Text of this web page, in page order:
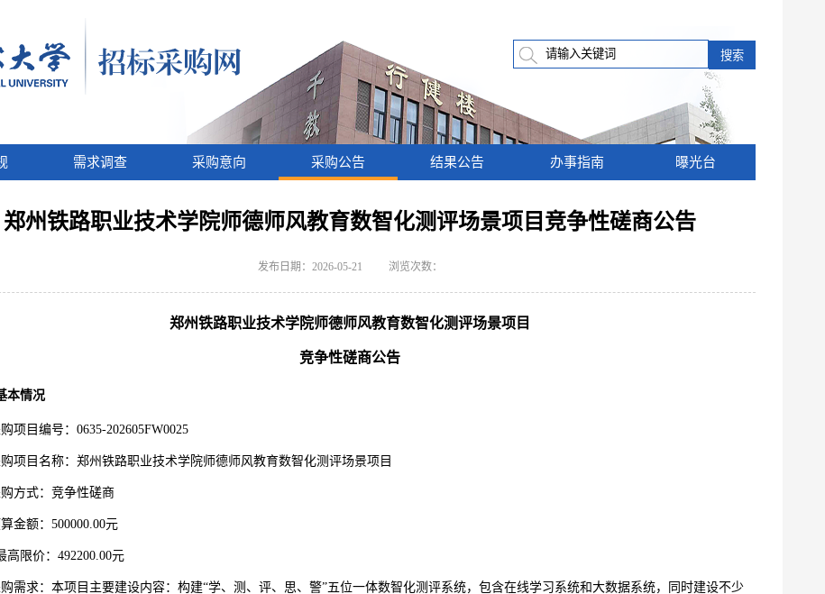
需求调查 采购意向 采购公告 结果公告 办事指南 曝光台
郑州铁路职业技术学院师德师风教育数智化测评场景项目竞争性磋商公告
发布日期：2026-05-21 浏览次数：
郑州铁路职业技术学院师德师风教育数智化测评场景项目
竞争性磋商公告
本情况
项目编号： 0635-202605FW0025
项目名称： 郑州铁路职业技术学院师德师风教育数智化测评场景项目
方式：竞争性磋商
金额： 500000.00元
高限价： 492200.00元
需求：本项目主要建设内容：构建“学、测、评、思、警”五位一体数智化测评系统，包含在线学习系统和大数据系统，同时建设不少